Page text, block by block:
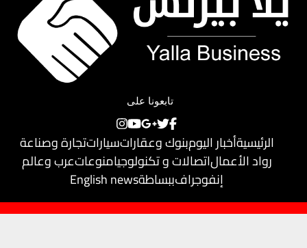
تابعونا على
الرئيسيةأخبار اليومبنوك وعقاراتسياراتتجارة وصناعة
رواد الأعمالاتصالات و تكنولوجيامنوعاتعرب وعالم
إنفوجرافببساطةEnglish news
حقوق النشر محفوظة لـيلا بيزنس© 2018